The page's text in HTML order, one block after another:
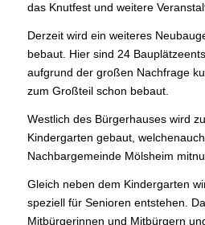
das Knutfest und weitere
Derzeit wird ein weiteres
bebaut. Hier sind 24
aufgrund der großen Nachfrage
zum Großteil schon bebaut.
Westlich des Bürgerhauses wird
Kindergarten gebaut,
Nachbargemeinde Mölsheim
Gleich neben dem Kindergarten
speziell für Senioren entstehen.
Mitbürgerinnen und Mitbürgern